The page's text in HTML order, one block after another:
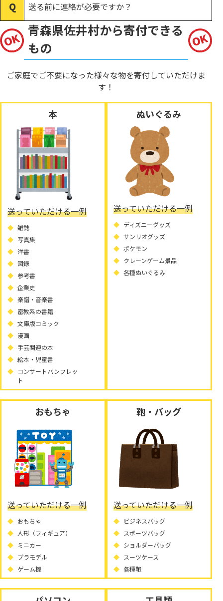
送る前に連絡が必要ですか？
青森県佐井村から寄付できる
もの
ご家庭でご不要になった様々な物を寄付していただけま
す！
本
送っていただける一例
雑誌
写真集
洋書
図録
参考書
企業史
楽譜・音楽書
密教系の書籍
文庫版コミック
漫画
手芸関連の本
絵本・児童書
コンサートパンフレッ
ト
ぬいぐるみ
送っていただける一例
ディズニーグッズ
サンリオグッズ
ポケモン
クレーンゲーム景品
各種ぬいぐるみ
おもちゃ
送っていただける一例
おもちゃ
人形（フィギュア）
ミニカー
プラモデル
ゲーム機
鞄・バッグ
送っていただける一例
ビジネスバッグ
スポーツバッグ
ショルダーバッグ
スーツケース
各種鞄